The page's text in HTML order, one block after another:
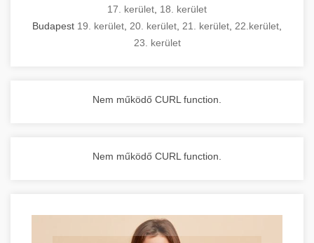
17. kerület 18. kerület
Budapest 19. kerület 20. kerület 21. kerület 22.kerület
23. kerület
Nem működő CURL function.
Nem működő CURL function.